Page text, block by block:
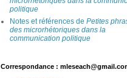
politique
Notes et références de Petites
des microrhétoriques dans la
communication politique
Correspondance :